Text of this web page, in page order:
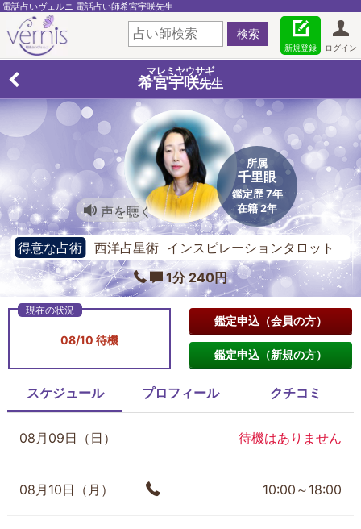
電話占いヴェルニ 電話占い師希宮宇咲先生
ログイン
新規登録
マレミヤウサギ
希宮宇咲先生
所属
千里眼
鑑定歴 7年
在籍 2年
声を聴く
得意な占術
西洋占星術 インスピレーションタロット
アストロダイス
1分 240円
08/10 待機
鑑定申込（会員の方）
鑑定申込（新規の方）
スケジュール プロフィール クチコミ
08月09日（日） 待機はありません
08月10日（月） 10:00～18:00